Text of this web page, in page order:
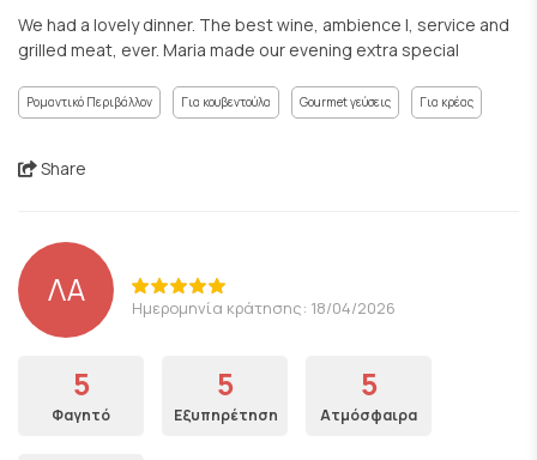
We had a lovely dinner. The best wine, ambience l, service and
grilled meat, ever. Maria made our evening extra special
Ρομαντικό Περιβάλλον Για κουβεντούλα Gourmet γεύσεις Για κρέας
Share
ΛΑ Ημερομηνία κράτησης: 18/04/2026
5
Φαγητό
5
Εξυπηρέτηση
5
Ατμόσφαιρα